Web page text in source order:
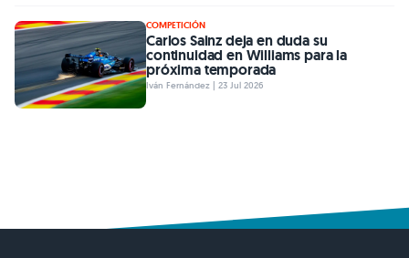
COMPETICIÓN
Carlos Sainz deja en duda su
continuidad en Williams para la
próxima temporada
Iván Fernández | 23 Jul 2026